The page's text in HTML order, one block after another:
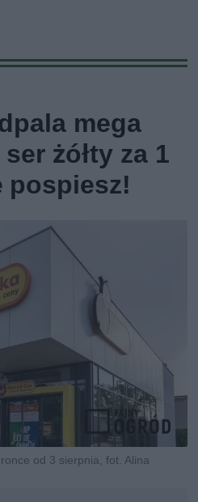
mega
żółty za 1
pospiesz!
od 3 sierpnia, fot. Alina